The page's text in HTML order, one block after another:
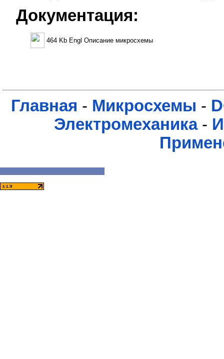
Документация:
464 Kb Engl Описание микросхемы
Главная - Микросхемы -
Электромеханика-